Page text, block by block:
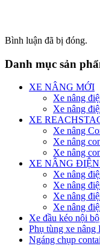
Bình luận đã bị đóng.
Danh mục sản
XE NÂNG MỚI
Xe nâng
Xe nâng
XE
Xe nâng
Xe nâng
Xe nâng
XE NÂNG
Xe nâng
Xe nâng
Xe nâng
Xe nâng
Xe đầu kéo nội bộ
Phụ tùng xe nâng
Ngáng chụp